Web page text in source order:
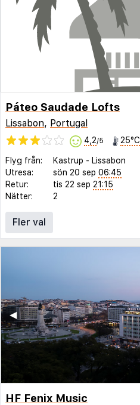
Páteo Saudade Lofts
Lissabon, Portugal
4,2/5 25°C
Flyg från: Kastrup - Lissabon
Utresa:
sön 20 sep 06:45
Retur:
tis 22 sep 21:15
Nätter:
2
Fler val
◀︎
HF Fenix Music